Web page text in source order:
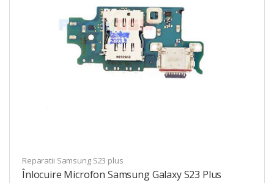
Reparatii Samsung S23 plus
Înlocuire Microfon Samsung Galaxy S23 Plus